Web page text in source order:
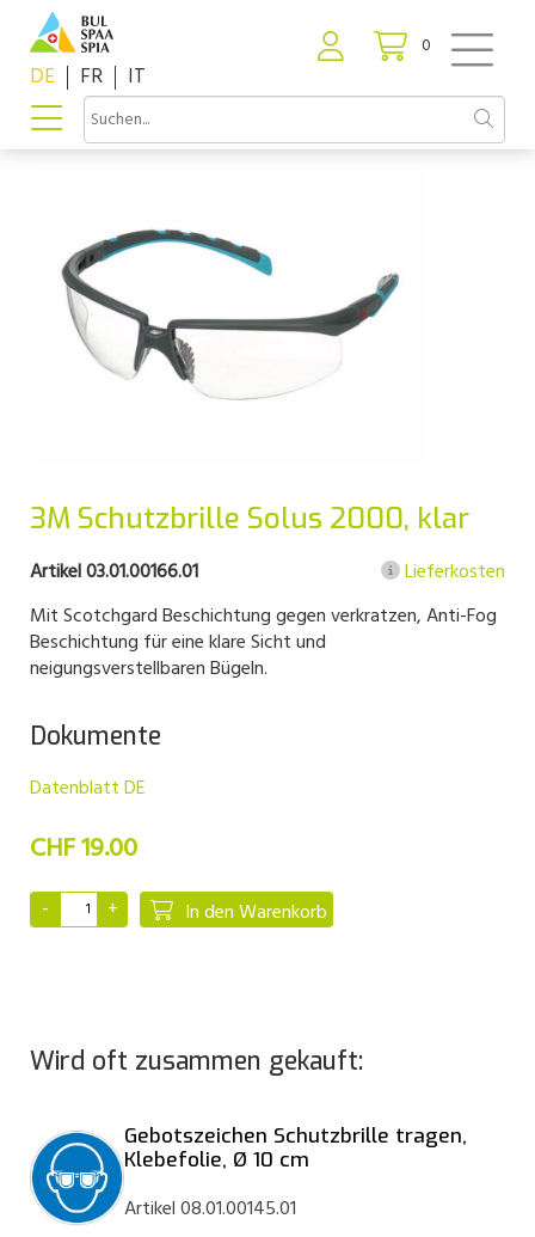
0
DE FR IT
3M Schutzbrille Solus 2000, klar
Artikel 03.01.00166.01
Lieferkosten
Mit Scotchgard Beschichtung gegen verkratzen, Anti-Fog
Beschichtung für eine klare Sicht und
neigungsverstellbaren Bügeln.
Dokumente
Datenblatt DE
CHF 19.00
In den Warenkorb
Wird oft zusammen gekauft:
Gebotszeichen Schutzbrille tragen,
Klebefolie, Ø 10 cm
Artikel 08.01.00145.01